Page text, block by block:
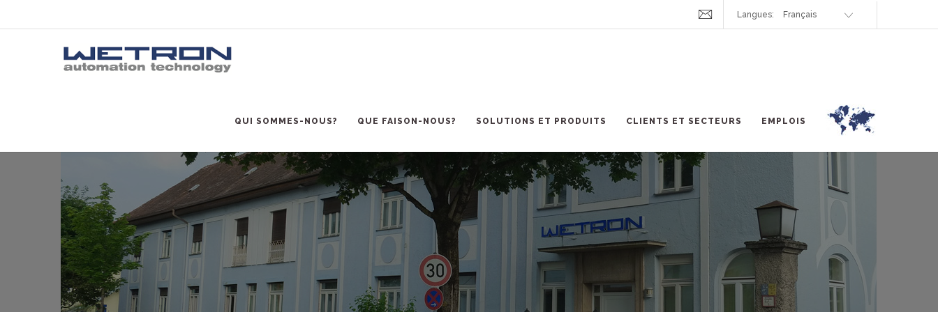
Langues:
QUI SOMMES-NOUS? QUE FAISON-NOUS? SOLUTIONS ET PRODUITS CLIENTS ET SECTEURS EMPLOIS